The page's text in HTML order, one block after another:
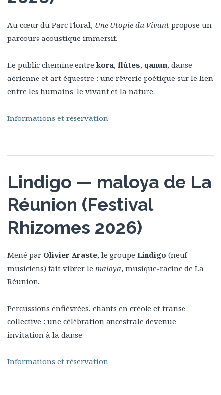
Au cœur du Parc Floral, Une Utopie du Vivant propose un
parcours acoustique immersif.
Le public chemine entrekora, flûtes, qanun, danse
aérienne et art équestre : une rêverie poétique sur le lien
entre les humains, le vivant et la nature.
Informations et réservation
Lindigo — maloya de La
Réunion (Festival
Rhizomes 2026)
Mené par Olivier Araste, le groupe Lindigo (neuf
musiciens) fait vibrer le maloya, musique-racine de La
Réunion.
Percussions enfiévrées, chants en créole et transe
collective : une célébration ancestrale devenue
invitation à la danse.
Informations et réservation